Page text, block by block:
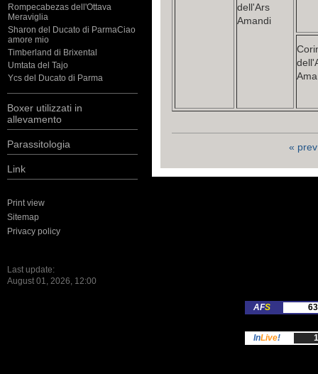
Rompecabezas dell'Ottava
Meraviglia
Sharon del Ducato di ParmaCiao
amore mio
Timberland di Brixental
Umtata del Tajo
Ycs del Ducato di Parma
Boxer utilizzati in
allevamento
Parassitologia
Link
Print view
Sitemap
Privacy policy
Last update:
August 01, 2026, 12:00
dell'Ars
Amandi
« prev
AFS
InLive!